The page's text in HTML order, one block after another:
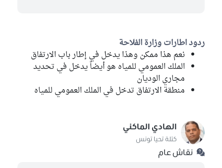
ردود اطارات وزارة الفلاحة
نعم هذا ممكن وهذا يدخل في إطار باب الارتفاق
الملك العمومي للمياه هو أيضاً يدخل في تحديد
مجاري الوديان
منطقة الارتفاق تدخل في الملك العمومي للمياه
الهادي الماكني
كتلة تحيا تونس
نقاش عام